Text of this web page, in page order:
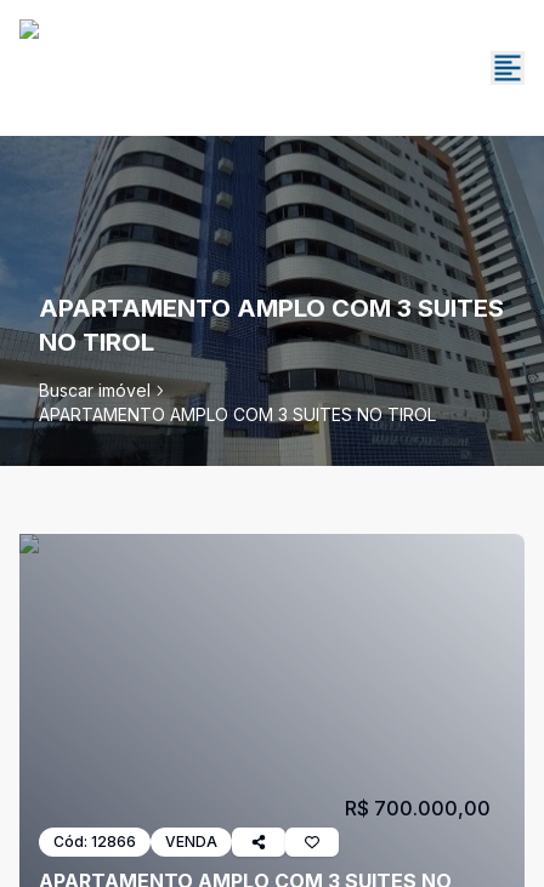
APARTAMENTO AMPLO COM 3 SUITES
NO TIROL
Buscar imóvel
APARTAMENTO AMPLO COM 3 SUITES NO TIROL
Cód: 12866 VENDA
APARTAMENTO AMPLO COM 3 SUITES NO
R$ 700.000,00